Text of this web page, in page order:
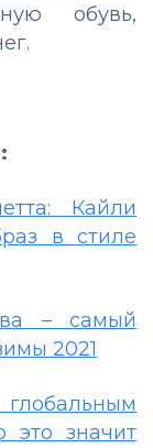
обувь,
Кайли
в стиле
– самый
2021
это значит